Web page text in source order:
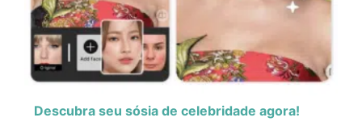
Descubra seu sósia de celebridade agora!